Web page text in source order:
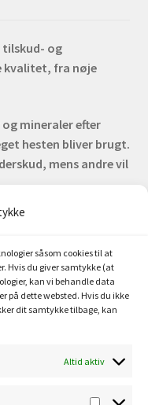
såsom cookies til at
Hvis du giver samtykke (at
kan vi behandle data
på dette websted. Hvis du ikke
dit samtykke tilbage, kan
Altid aktiv
tilskud- og
kvalitet, fra nøje
mineraler efter
hesten bliver brugt.
mens andre vil
704 772